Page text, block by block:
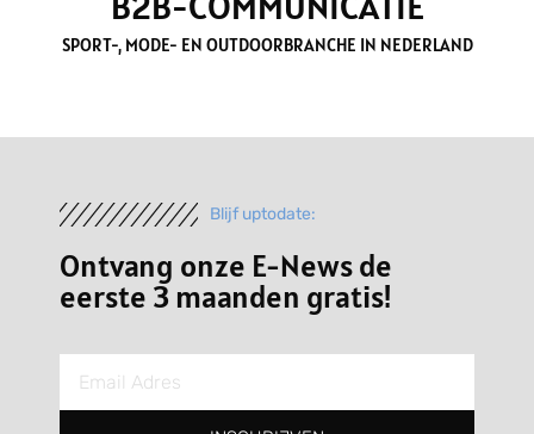
SPORT-, MODE- EN OUTDOORBRANCHE IN NEDERLAND
Blijf uptodate:
Ontvang onze E-News de
eerste 3 maanden gratis!